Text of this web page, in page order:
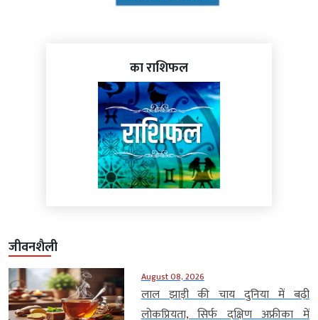
का राशिफल
जीवनशैली
August 08, 2026
लाल झाड़ी की चाय दुनिया में बढ़ी
लोकप्रियता, सिर्फ दक्षिण अफ्रीका में